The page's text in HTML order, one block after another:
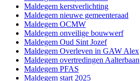
Maldegem kerstverlichting
Maldegem nieuwe gemeenteraad
Maldegem OCMW
Maldegem onveilige bouwwerf
Maldegem Oud Sint Jozef
Maldegem Overleven in GAW Alex
Maldegem overtredingen Aalterbaan
Maldegem PFAS
Maldegem start 2025